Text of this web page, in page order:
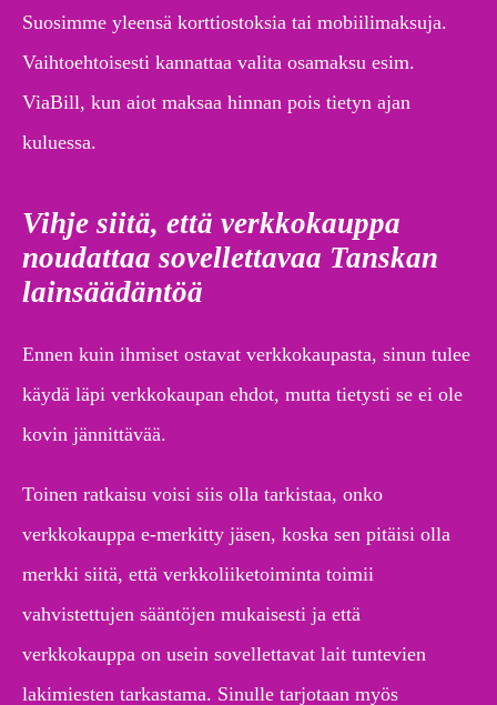
Suosimme yleensä korttiostoksia tai mobiilimaksuja.
Vaihtoehtoisesti kannattaa valita osamaksu esim.
ViaBill, kun aiot maksaa hinnan pois tietyn ajan
kuluessa.
Vihje siitä, että verkkokauppa
noudattaa sovellettavaa Tanskan
lainsäädäntöä
Ennen kuin ihmiset ostavat verkkokaupasta, sinun tulee
käydä läpi verkkokaupan ehdot, mutta tietysti se ei ole
kovin jännittävää.
Toinen ratkaisu voisi siis olla tarkistaa, onko
verkkokauppa e-merkitty jäsen, koska sen pitäisi olla
merkki siitä, että verkkoliiketoiminta toimii
vahvistettujen sääntöjen mukaisesti ja että
verkkokauppa on usein sovellettavat lait tuntevien
lakimiesten tarkastama. Sinulle tarjotaan myös